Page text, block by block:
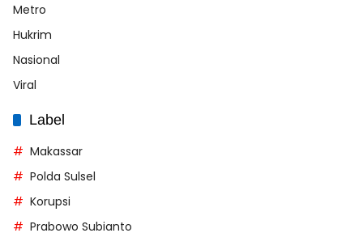
Metro
Hukrim
Nasional
Viral
Label
Makassar
Polda Sulsel
Korupsi
Prabowo Subianto